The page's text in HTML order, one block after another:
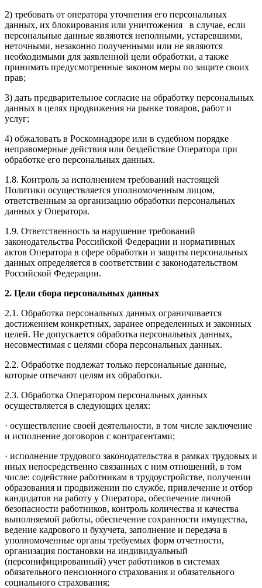
2) требовать от оператора уточнения его персональных
данных, их блокирования или уничтожения в случае, если
персональные данные являются неполными, устаревшими,
неточными, незаконно полученными или не являются
необходимыми для заявленной цели обработки, а также
принимать предусмотренные законом меры по защите своих
прав;
3) дать предварительное согласие на обработку персональных
данных в целях продвижения на рынке товаров, работ и
услуг;
4) обжаловать в Роскомнадзоре или в судебном порядке
неправомерные действия или бездействие Оператора при
обработке его персональных данных.
1.8. Контроль за исполнением требований настоящей
Политики осуществляется уполномоченным лицом,
ответственным за организацию обработки персональных
данных у Оператора.
1.9. Ответственность за нарушение требований
законодательства Российской Федерации и нормативных
актов Оператора в сфере обработки и защиты персональных
данных определяется в соответствии с законодательством
Российской Федерации.
2. Цели сбора персональных данных
2.1. Обработка персональных данных ограничивается
достижением конкретных, заранее определенных и законных
целей. Не допускается обработка персональных данных,
несовместимая с целями сбора персональных данных.
2.2. Обработке подлежат только персональные данные,
которые отвечают целям их обработки.
2.3. Обработка Оператором персональных данных
осуществляется в следующих целях:
· осуществление своей деятельности, в том числе заключение
и исполнение договоров с контрагентами;
· исполнение трудового законодательства в рамках трудовых и
иных непосредственно связанных с ним отношений, в том
числе: содействие работникам в трудоустройстве, получении
образования и продвижении по службе, привлечение и отбор
кандидатов на работу у Оператора, обеспечение личной
безопасности работников, контроль количества и качества
выполняемой работы, обеспечение сохранности имущества,
ведение кадрового и бухучета, заполнение и передача в
уполномоченные органы требуемых форм отчетности,
организация постановки на индивидуальный
(персонифицированный) учет работников в системах
обязательного пенсионного страхования и обязательного
социального страхования;